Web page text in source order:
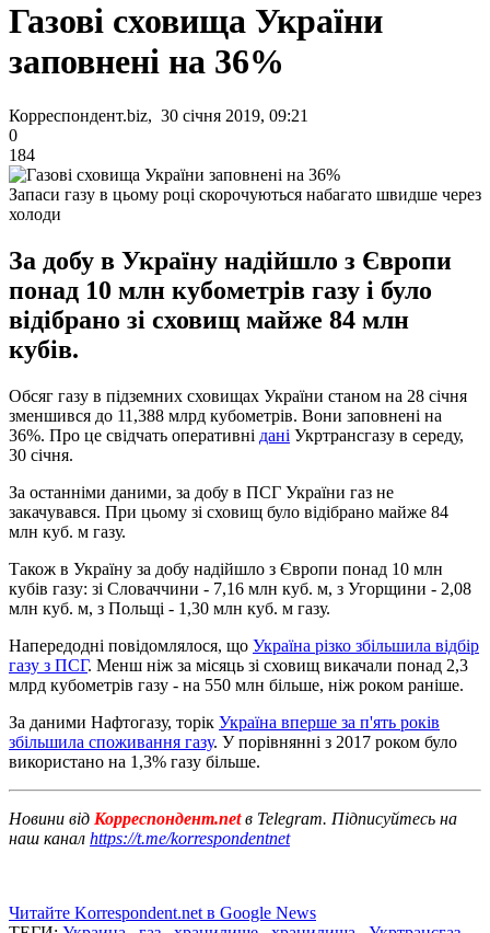
Газові сховища України
заповнені на 36%
Корреспондент.biz, 30 січня 2019, 09:21
0
184
Запаси газу в цьому році скорочуються набагато швидше через
холоди
За добу в Україну надійшло з Європи
понад 10 млн кубометрів газу і було
відібрано зі сховищ майже 84 млн
кубів.
Обсяг газу в підземних сховищах України станом на 28 січня
зменшився до 11,388 млрд кубометрів. Вони заповнені на
36%. Про це свідчать оперативні дані Укртрансгазу в середу,
30 січня.
За останніми даними, за добу в ПСГ України газ не
закачувався. При цьому зі сховищ було відібрано майже 84
млн куб. м газу.
Також в Україну за добу надійшло з Європи понад 10 млн
кубів газу: зі Словаччини - 7,16 млн куб. м, з Угорщини - 2,08
млн куб. м, з Польщі - 1,30 млн куб. м газу.
Напередодні повідомлялося, що Україна різко збільшила відбір
газу з ПСГ. Менш ніж за місяць зі сховищ викачали понад 2,3
млрд кубометрів газу - на 550 млн більше, ніж роком раніше.
За даними Нафтогазу, торік Україна вперше за п'ять років
збільшила споживання газу. У порівнянні з 2017 роком було
використано на 1,3% газу більше.
Новини від Корреспондент.netв Telegram. Підписуйтесь на
наш канал https://t.me/korrespondentnet
Читайте Korrespondent.net в Google News